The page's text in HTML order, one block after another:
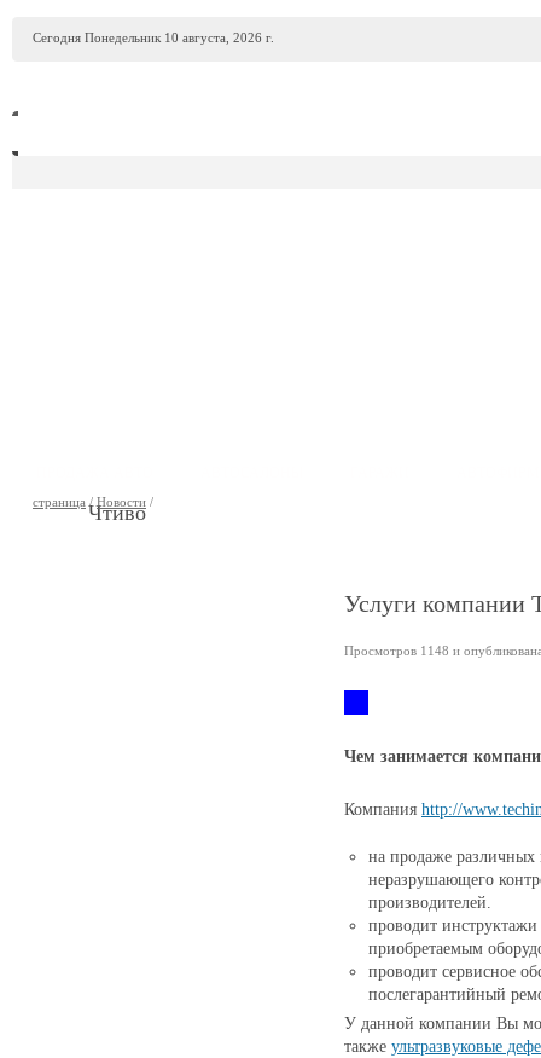
Сегодня Понедельник 10 августа, 2026 г.
страница / Новости /
Чтиво
Услуги компании
Просмотров 1148 и
Чем занимается
Компания http://
на продаже различных
неразрушающего
производителей.
проводит инструктажи
приобретаемым
проводит сервисное
послегарантийный
У данной компании Вы
также ультразвуковые